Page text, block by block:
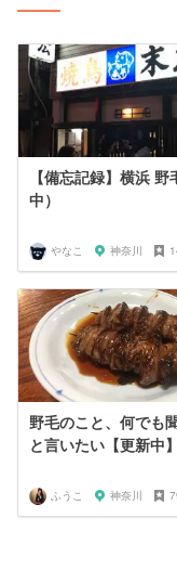
【備忘記録】横浜 野
中）
やなこ 神奈川
野毛のこと、何でも
と言いたい【更新中】
ふうこ 神奈川